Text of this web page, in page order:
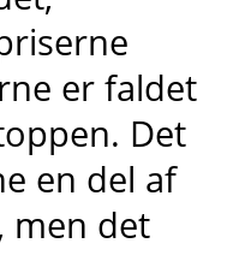
er faldet
Det
en del af
men det